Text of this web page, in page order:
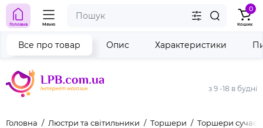
з 9 -18 в будні
Головна Меню
0
Кошик
Головна Люстри та світильники Торшери Торшери
Все про товар Опис Характеристики